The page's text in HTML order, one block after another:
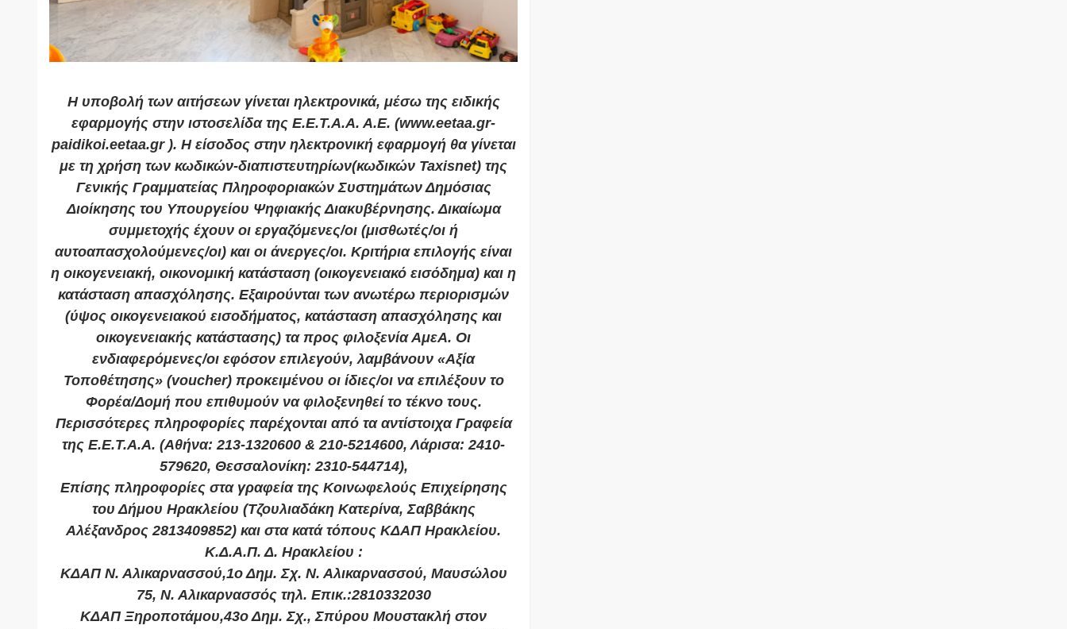
Η υποβολή των αιτήσεων γίνεται ηλεκτρονικά, μέσω της ειδικής
εφαρμογής στην ιστοσελίδα της Ε.Ε.Τ.Α.Α. Α.Ε. (www.eetaa.gr-
paidikoi.eetaa.gr ). Η είσοδος στην ηλεκτρονική εφαρμογή θα γίνεται
με τη χρήση των κωδικών-διαπιστευτηρίων(κωδικών Taxisnet) της
Γενικής Γραμματείας Πληροφοριακών Συστημάτων Δημόσιας
Διοίκησης του Υπουργείου Ψηφιακής Διακυβέρνησης. Δικαίωμα
συμμετοχής έχουν οι εργαζόμενες/οι (μισθωτές/οι ή
αυτοαπασχολούμενες/οι) και οι άνεργες/οι. Κριτήρια επιλογής είναι
η οικογενειακή, οικονομική κατάσταση (οικογενειακό εισόδημα) και η
κατάσταση απασχόλησης. Εξαιρούνται των ανωτέρω περιορισμών
(ύψος οικογενειακού εισοδήματος, κατάσταση απασχόλησης και
οικογενειακής κατάστασης) τα προς φιλοξενία ΑμεΑ. Οι
ενδιαφερόμενες/οι εφόσον επιλεγούν, λαμβάνουν «Αξία
Τοποθέτησης» (voucher) προκειμένου οι ίδιες/οι να επιλέξουν το
Φορέα/Δομή που επιθυμούν να φιλοξενηθεί το τέκνο τους.
Περισσότερες πληροφορίες παρέχονται από τα αντίστοιχα Γραφεία
της Ε.Ε.Τ.Α.Α. (Αθήνα: 213-1320600 & 210-5214600, Λάρισα: 2410-
579620, Θεσσαλονίκη: 2310-544714),
Επίσης πληροφορίες στα γραφεία της Κοινωφελούς Επιχείρησης
του Δήμου Ηρακλείου (Τζουλιαδάκη Κατερίνα, Σαββάκης
Αλέξανδρος 2813409852) και στα κατά τόπους ΚΔΑΠ Ηρακλείου.
Κ.Δ.Α.Π. Δ. Ηρακλείου :
ΚΔΑΠ Ν. Αλικαρνασσού,1ο Δημ. Σχ. Ν. Αλικαρνασσού, Μαυσώλου
75, Ν. Αλικαρνασσός τηλ. Επικ.:2810332030
ΚΔΑΠ Ξηροποτάμου,43ο Δημ. Σχ., Σπύρου Μουστακλή στον